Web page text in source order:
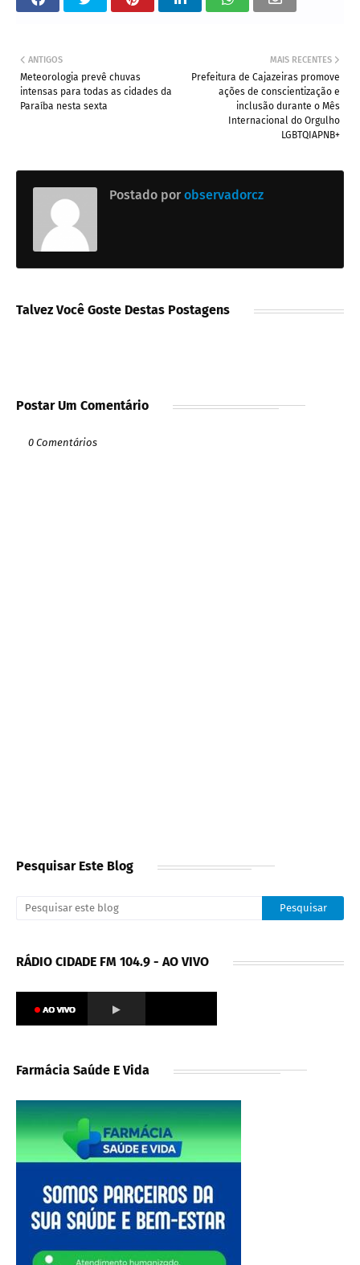
MAIS RECENTES
Prefeitura de Cajazeiras promove
ações de conscientização e
inclusão durante o Mês
Internacional do Orgulho
LGBTQIAPNB+
ANTIGOS
Meteorologia prevê chuvas
intensas para todas as cidades da
Paraíba nesta sexta
Postado por observadorcz
Talvez Você Goste Destas Postagens
Postar Um Comentário
0 Comentários
Pesquisar Este Blog
RÁDIO CIDADE FM 104.9 - AO VIVO
Farmácia Saúde E Vida